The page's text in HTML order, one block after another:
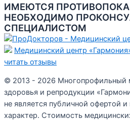
ИМЕЮТСЯ
НЕОБХОДИМО
СПЕЦИАЛИСТОМ
Медицинский центр
читать отзывы
© 2013 - 2026 Многопрофильный
здоровья и репродукции
не является публичной офертой
характер. Стоимость